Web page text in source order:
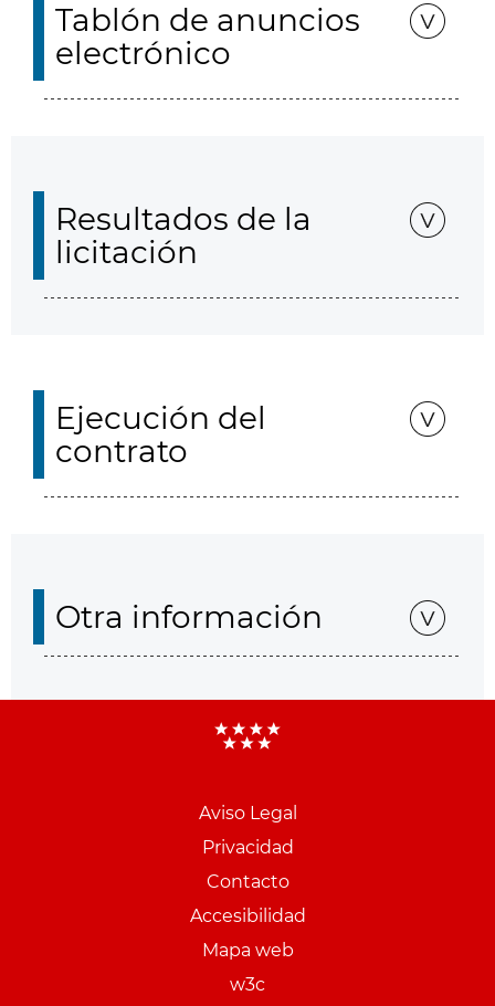
Tablón de anuncios
electrónico
Resultados de la
licitación
Ejecución del
contrato
Otra información
Aviso Legal
Privacidad
Contacto
Accesibilidad
Mapa web
w3c